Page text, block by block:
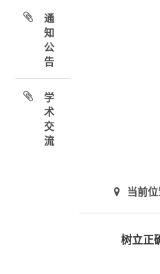
通
知
公
告
学
术
交
流
当前
树立正